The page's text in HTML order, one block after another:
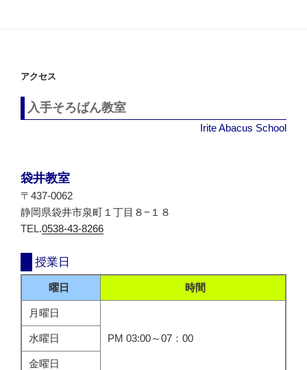
アクセス
入手そろばん教室
Irite Abacus School
袋井教室
〒437-0062
静岡県袋井市泉町１丁目８−１８
TEL.0538-43-8266
授業日
曜日 時間
月曜日
PM 03:00～07：00
水曜日
金曜日